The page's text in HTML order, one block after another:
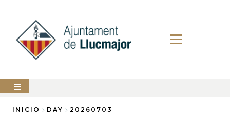
contenido
principal
AYUNTAMIENTO
INICIO DAY 20260703